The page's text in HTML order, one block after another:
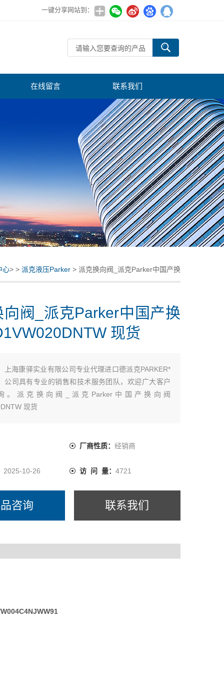
一键分享网站到：
在线留言 联系我们
心> > 派克液压Parker > 派克换向阀_派克Parker中国产换
向阀 D1VW020DNTW 现货
向阀_派克Parker中国产换
现货
上海康驿实业有限公司专业代理进口德派克PARKER*
公司具有专业的销售和技术服务团队，欢迎广大客户
。派克换向阀_派克Parker中国产换向阀
现货
厂商性质： 经销商
2025-10-26 访 问 量： 4721
咨询 联系我们